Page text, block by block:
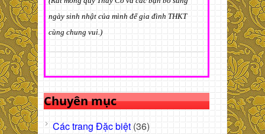
ngày sinh nhật của mình để gia đình THKT
cùng chung vui.)
Chuyên mục
Các trang Đặc biệt (36)